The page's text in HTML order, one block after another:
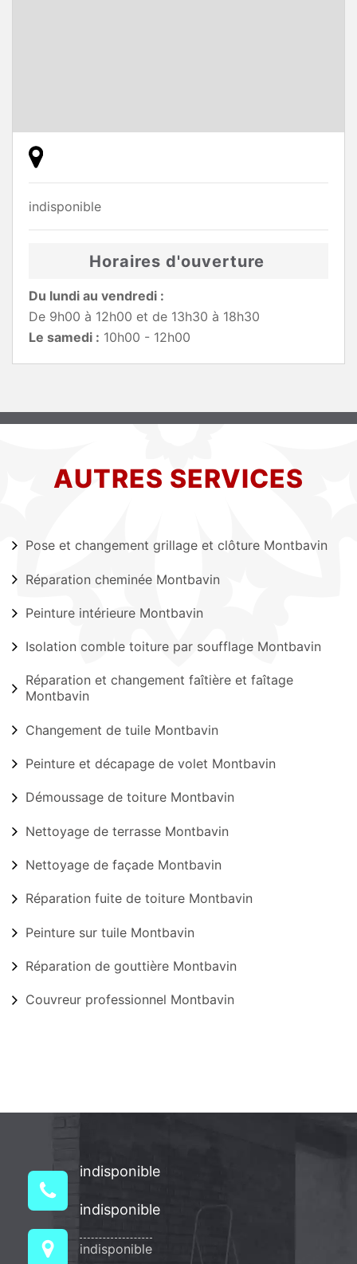
indisponible
Horaires d'ouverture
Du lundi au vendredi :
De 9h00 à 12h00 et de 13h30 à 18h30
Le samedi : 10h00 - 12h00
AUTRES SERVICES
Pose et changement grillage et clôture Montbavin
Réparation cheminée Montbavin
Peinture intérieure Montbavin
Isolation comble toiture par soufflage Montbavin
Réparation et changement faîtière et faîtage
Montbavin
Changement de tuile Montbavin
Peinture et décapage de volet Montbavin
Démoussage de toiture Montbavin
Nettoyage de terrasse Montbavin
Nettoyage de façade Montbavin
Réparation fuite de toiture Montbavin
Peinture sur tuile Montbavin
Réparation de gouttière Montbavin
Couvreur professionnel Montbavin
indisponible
indisponible
indisponible